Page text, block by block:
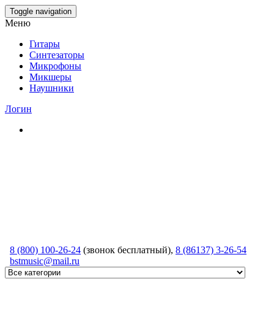
Skip
to
content
Toggle navigation
Меню
Гитары
Синтезаторы
Микрофоны
Микшеры
Наушники
Логин
8 (800) 100-26-24 (звонок бесплатный), 8 (86137) 3-26-54
bstmusic@mail.ru